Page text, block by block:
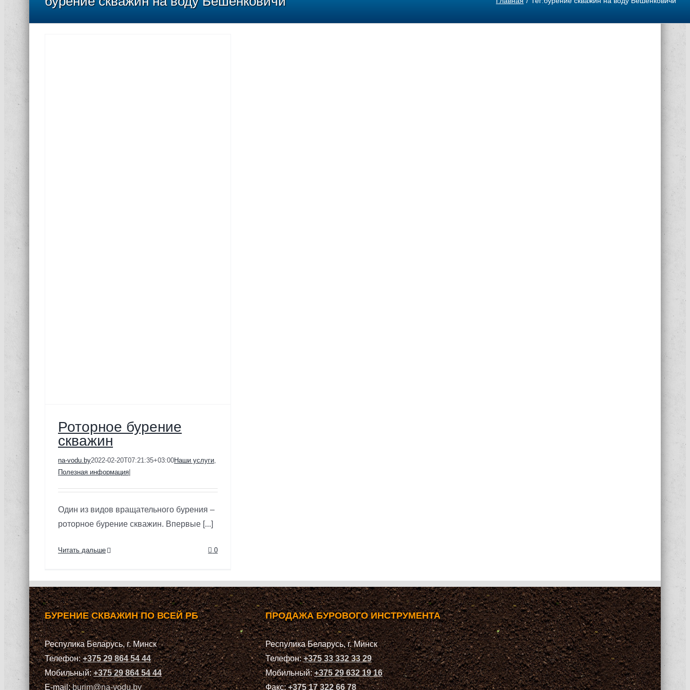
Роторное бурение
скважин
na-vodu.by2022-02-20T07:21:35+03:00Наши услуги,
Полезная информация
Один из видов вращательного бурения –
роторное бурение скважин. Впервые [...]
Читать дальше 0
БУРЕНИЕ СКВАЖИН ПО ВСЕЙ РБ
Респулика Беларусь, г. Минск
Телефон:+375 29 864 54 44
Мобильный:+375 29 864 54 44
E-mail:burim@na-vodu.by
ПРОДАЖА БУРОВОГО ИНСТРУМЕНТА
Респулика Беларусь, г. Минск
Телефон:+375 33 332 33 29
Мобильный:+375 29 632 19 16
Факс:+375 17 322 66 78